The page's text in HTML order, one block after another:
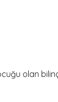
olan